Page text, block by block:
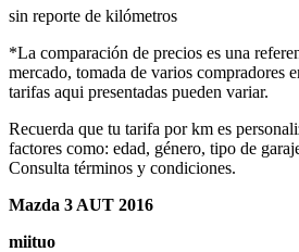
sin reporte de kilómetros
*La comparación de precios es una
mercado, tomada de varios compradores
tarifas aqui presentadas pueden variar.
Recuerda que tu tarifa por km es
factores como: edad, género, tipo de
Consulta términos y condiciones.
Mazda 3 AUT 2016
miituo